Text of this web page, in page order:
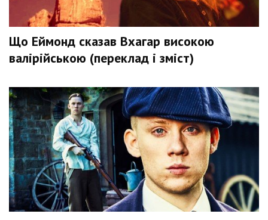
Що Еймонд сказав Вхагар високою
валірійською (переклад і зміст)